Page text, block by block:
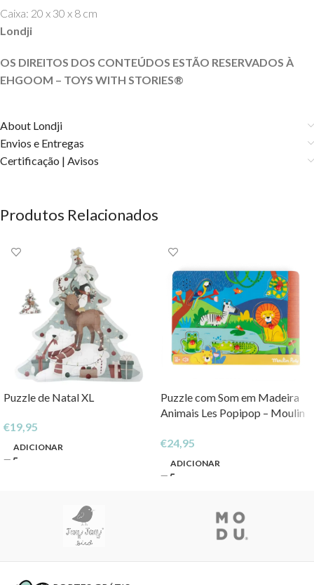
Caixa: 20 x 30 x 8 cm
Londji
OS DIREITOS DOS CONTEÚDOS ESTÃO RESERVADOS À
EHGOOM – TOYS WITH STORIES®️
About Londji
Envios e Entregas
Certificação | Avisos
Produtos Relacionados
Puzzle de Natal XL
€19,95
ADICIONAR
Puzzle com Som em Madeira
Animais Les Popipop – Moulin
€24,95
ADICIONAR